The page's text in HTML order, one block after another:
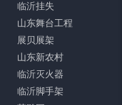
临沂挂失
山东舞台工程
展贝展架
山东新农村
临沂灭火器
临沂脚手架